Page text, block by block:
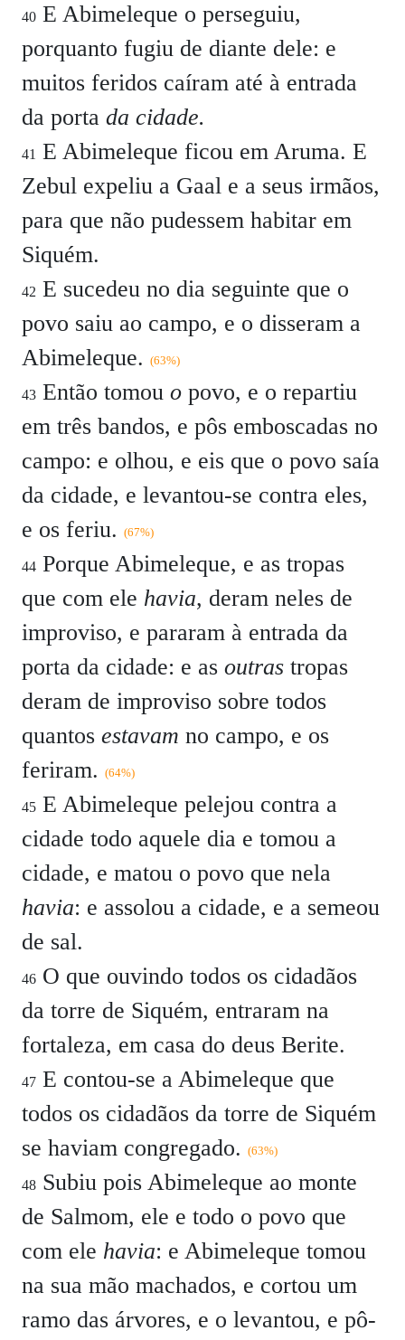
40 E Abimeleque o perseguiu,
porquanto fugiu de diante dele: e
muitos feridos caíram até à entrada
da porta da cidade.
41 E Abimeleque ficou em Aruma. E
Zebul expeliu a Gaal e a seus irmãos,
para que não pudessem habitar em
Siquém.
42 E sucedeu no dia seguinte que o
povo saiu ao campo, e o disseram a
Abimeleque. (63%)
43 Então tomou o povo, e o repartiu
em três bandos, e pôs emboscadas no
campo: e olhou, e eis que o povo saía
da cidade, e levantou-se contra eles,
e os feriu. (67%)
44 Porque Abimeleque, e as tropas
que com ele havia, deram neles de
improviso, e pararam à entrada da
porta da cidade: e as outras tropas
deram de improviso sobre todos
quantos estavam no campo, e os
feriram. (64%)
45 E Abimeleque pelejou contra a
cidade todo aquele dia e tomou a
cidade, e matou o povo que nela
havia: e assolou a cidade, e a semeou
de sal.
46 O que ouvindo todos os cidadãos
da torre de Siquém, entraram na
fortaleza, em casa do deus Berite.
47 E contou-se a Abimeleque que
todos os cidadãos da torre de Siquém
se haviam congregado. (63%)
48 Subiu pois Abimeleque ao monte
de Salmom, ele e todo o povo que
com ele havia: e Abimeleque tomou
na sua mão machados, e cortou um
ramo das árvores, e o levantou, e pô-